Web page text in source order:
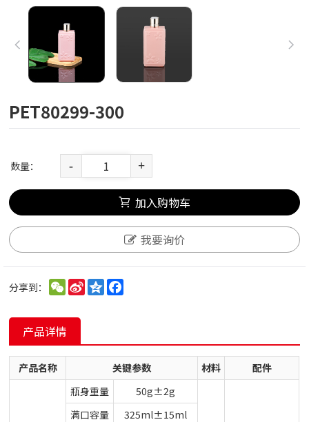
PET80299-300
数量： - +
加入购物车
我要询价
分享到： WeChat
Sina
Weibo
Qzone
产品详情
产品名称 关键参数 材料 配件
瓶身重量 50g±2g
满口容量
325ml±15ml